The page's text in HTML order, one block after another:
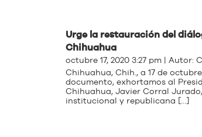
Urge la restauración del
Chihuahua
octubre 17, 2020 3:27 pm | Autor:
Chihuahua, Chih., a 17 de
documento, exhortamos al
Chihuahua, Javier Corral
institucional y republicana […]